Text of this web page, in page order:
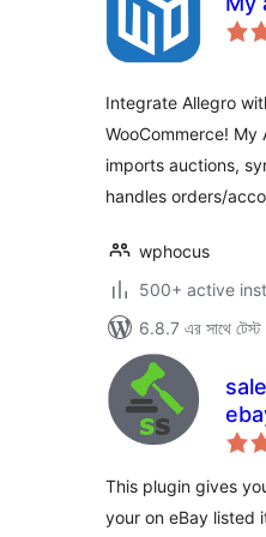
Integrate Allegro
WooCommerce! My
imports auctions,
handles orders/
wphocus
500+ active
6.8.7 এর সাথে টেস্ট
This plugin gives
your on eBay listed